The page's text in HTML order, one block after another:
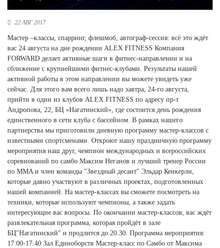
Хакасия (1)
Ямало-Ненецкий автономный округ (1)
Ярославская область (1)
22 АВГ 2017
Мастер –классы, спарринг, флешмоб, автограф-сессия: всё это ждёт
вас 24 августа на дне рождении ALEX FITNESS Компания
FORWARD делает активные шаги в фитнес-направлении и на
сближение с крупнейшими фитнес-клубами. Результаты нашей
активной работы в этом направлении вы можете увидеть уже
сейчас. Для этого вам всего лишь надо завтра, 24-го августа,
прийти в один из клубов ALEX FITNESS по адресу пр-т
Андропова, 22, БЦ «Нагатинский», где состоится день рождения
единственного в сети клуба с бассейном. В рамках нашего
партнерства мы приготовили дневную программу мастер-классов с
известными спортсменами. Откроют нашу праздничную программу
мероприятия наш друг, чемпион международных и всероссийских
соревнований по самбо Максим Неганов и лучший тренер России
по MMA и член команды "Звездный десант" Эльдар Кенкерли,
которые давно участвуют в различных проектах, подготовленных
нашей компанией. На мастер-классах вы сможете посмотреть на
техники, которые используют чемпионы, а также задать
интересующие вас вопросы. По окончании мастер-классов, вас ждёт
развлекательная программа, которая пройдёт в зале
БЦ"Нагатинский" и продлится до 20.30. Программа мероприятия:
17:00-17:40 Зал Единоборств Мастер-класс по Самбо от Максима